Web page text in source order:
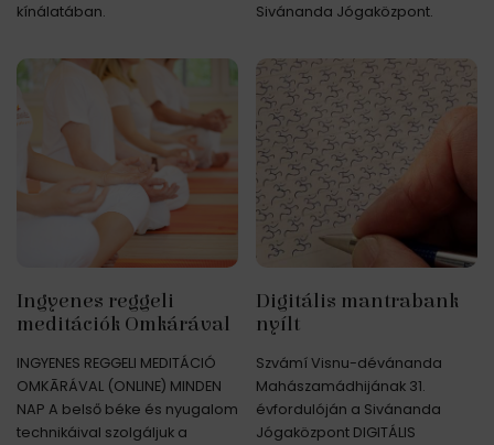
kínálatában.
Sivánanda Jógaközpont.
Ingyenes reggeli
meditációk Omkárával
INGYENES REGGELI MEDITÁCIÓ
OMKĀRÁVAL (ONLINE) MINDEN
NAP A belső béke és nyugalom
technikáival szolgáljuk a
Digitális mantrabank
nyílt
Szvámí Visnu-dévánanda
Mahászamádhijának 31.
évfordulóján a Sivánanda
Jógaközpont DIGITÁLIS